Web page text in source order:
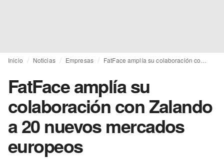
Inicio Noticias Empresas
FatFace amplía su
colaboración con Zalando
a 20 nuevos mercados
europeos